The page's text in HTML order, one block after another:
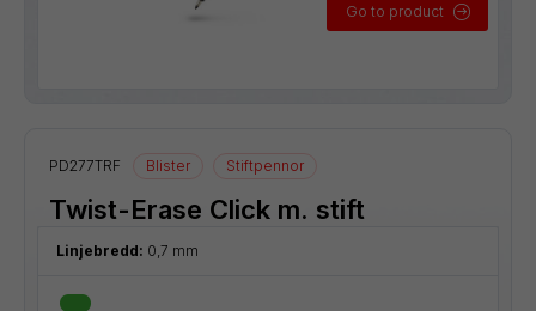
Go to product
PD277TRF Blister Stiftpennor
Twist-Erase Click m. stift
Linjebredd: 0,7 mm